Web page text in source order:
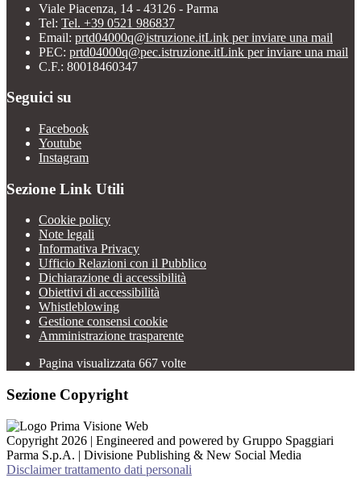
Viale Piacenza, 14 - 43126 - Parma
Tel: Tel. +39 0521 986837
Email: prtd04000q@istruzione.itLink per inviare una mail
PEC: prtd04000q@pec.istruzione.itLink per inviare una mail
C.F.: 80018460347
Seguici su
Facebook
Youtube
Instagram
Sezione Link Utili
Cookie policy
Note legali
Informativa Privacy
Ufficio Relazioni con il Pubblico
Dichiarazione di accessibilità
Obiettivi di accessibilità
Whistleblowing
Gestione consensi cookie
Amministrazione trasparente
Pagina visualizzata 667 volte
Sezione Copyright
Copyright 2026 | Engineered and powered by Gruppo Spaggiari
Parma S.p.A. | Divisione Publishing & New Social Media
Disclaimer trattamento dati personali